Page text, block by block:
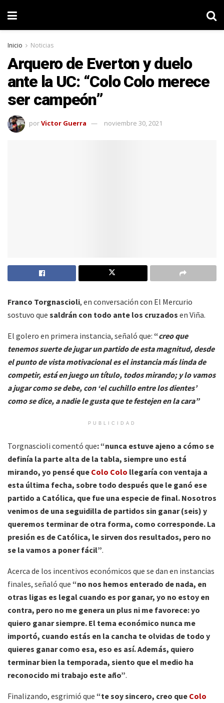
Inicio Noticias
Arquero de Everton y duelo
ante la UC: “Colo Colo merece
ser campeón”
porVictor Guerra noviembre 30, 2021
Franco Torgnascioli, en conversación con El Mercurio
sostuvo que saldrán con todo ante los cruzados en Viña.
El golero en primera instancia, señaló que: “creo que
tenemos suerte de jugar un partido de esta magnitud, desde
el punto de vista motivacional es el instancia más linda de
competir, está en juego un título, todos mirando; y lo vamos
a jugar como se debe, con ‘el cuchillo entre los dientes’
como se dice, a nadie le gusta que te festejen en la cara”
PUBLICIDAD
Torgnascioli comentó que: “nunca estuve ajeno a cómo se
definía la parte alta de la tabla, siempre uno está
mirando, yo pensé que Colo Colo llegaría con ventaja a
esta última fecha, sobre todo después que le ganó ese
partido a Católica, que fue una especie de final. Nosotros
venimos de una seguidilla de partidos sin ganar (seis) y
queremos terminar de otra forma, como corresponde. La
presión es de Católica, le sirven dos resultados, pero no
se la vamos a poner fácil”.
Acerca de los incentivos económicos que se dan en instancias
finales, señaló que “no nos hemos enterado de nada, en
otras ligas es legal cuando es por ganar, yo no estoy en
contra, pero no me genera un plus ni me favorece: yo
quiero ganar siempre. El tema económico nunca me
importó, cuando estás en la cancha te olvidas de todo y
quieres ganar como esa, eso es así. Además, quiero
terminar bien la temporada, siento que el medio ha
reconocido mi trabajo este año”.
Finalizando, esgrimió que “te soy sincero, creo que Colo